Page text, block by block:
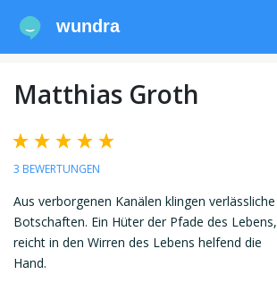
wundra
Matthias Groth
3 BEWERTUNGEN
Aus verborgenen Kanälen klingen verlässliche
Botschaften. Ein Hüter der Pfade des Lebens,
reicht in den Wirren des Lebens helfend die
Hand.